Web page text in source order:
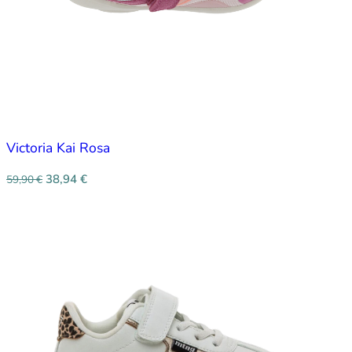
Victoria Kai Rosa
59,90€ 38,94 €